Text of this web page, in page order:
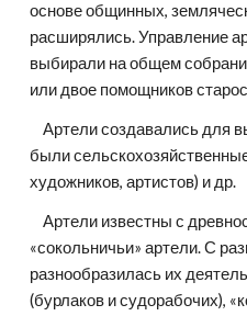
основе общинных,
расширялись. Управление
выбирали на общем
или двое помощников
    Артели создавались для выполнения как разовых, временных (сезонных), так и постоянных видов работ. По характеру работ артели
были
художников, артистов) и др.
    Артели известны с древности, в документах (духовных и договорных грамотах князей) XIV века названы охотничьи, рыболовные,
«сокольничьи» артели. С
разнообразилась их
(бурлаков и судорабочих),